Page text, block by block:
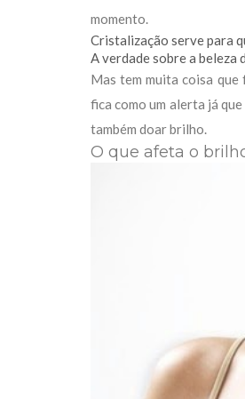
momento.
Cristalização serve para
A verdade sobre a beleza
Mas tem muita coisa que
fica como um alerta já
também doar brilho.
O que afeta o